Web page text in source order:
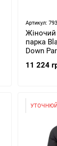
Артикул:
парка
Down
11 224